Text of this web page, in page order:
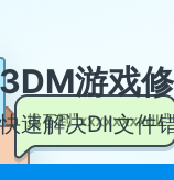
3DM游戏
快速解决Dll文件